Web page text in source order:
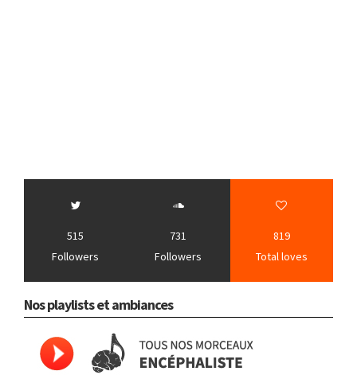
515
Followers
731
Followers
819
Total loves
Nos playlists et ambiances